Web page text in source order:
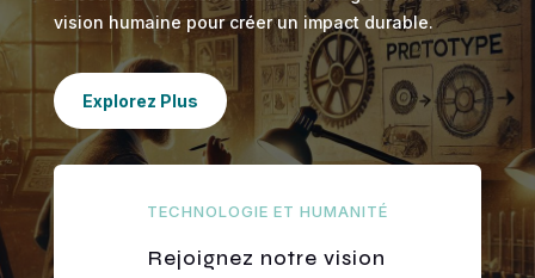
vision humaine pour créer un impact durable.
Explorez Plus
TECHNOLOGIE ET HUMANITÉ
Rejoignez notre vision